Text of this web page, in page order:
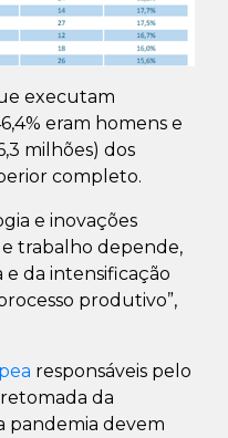
executam
eram homens e
milhões) dos
completo.
e inovações
trabalho depende,
da intensificação
produtivo”,
responsáveis pelo
da
pandemia devem